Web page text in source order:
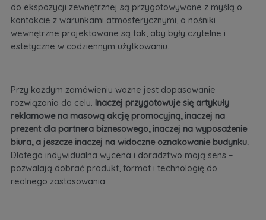
do ekspozycji zewnętrznej są przygotowywane z myślą o
kontakcie z warunkami atmosferycznymi, a nośniki
wewnętrzne projektowane są tak, aby były czytelne i
estetyczne w codziennym użytkowaniu.
Przy każdym zamówieniu ważne jest dopasowanie
rozwiązania do celu. Inaczej przygotowuje się artykuły
reklamowe na masową akcję promocyjną, inaczej na
prezent dla partnera biznesowego, inaczej na wyposażenie
biura, a jeszcze inaczej na widoczne oznakowanie budynku.
Dlatego indywidualna wycena i doradztwo mają sens –
pozwalają dobrać produkt, format i technologię do
realnego zastosowania.